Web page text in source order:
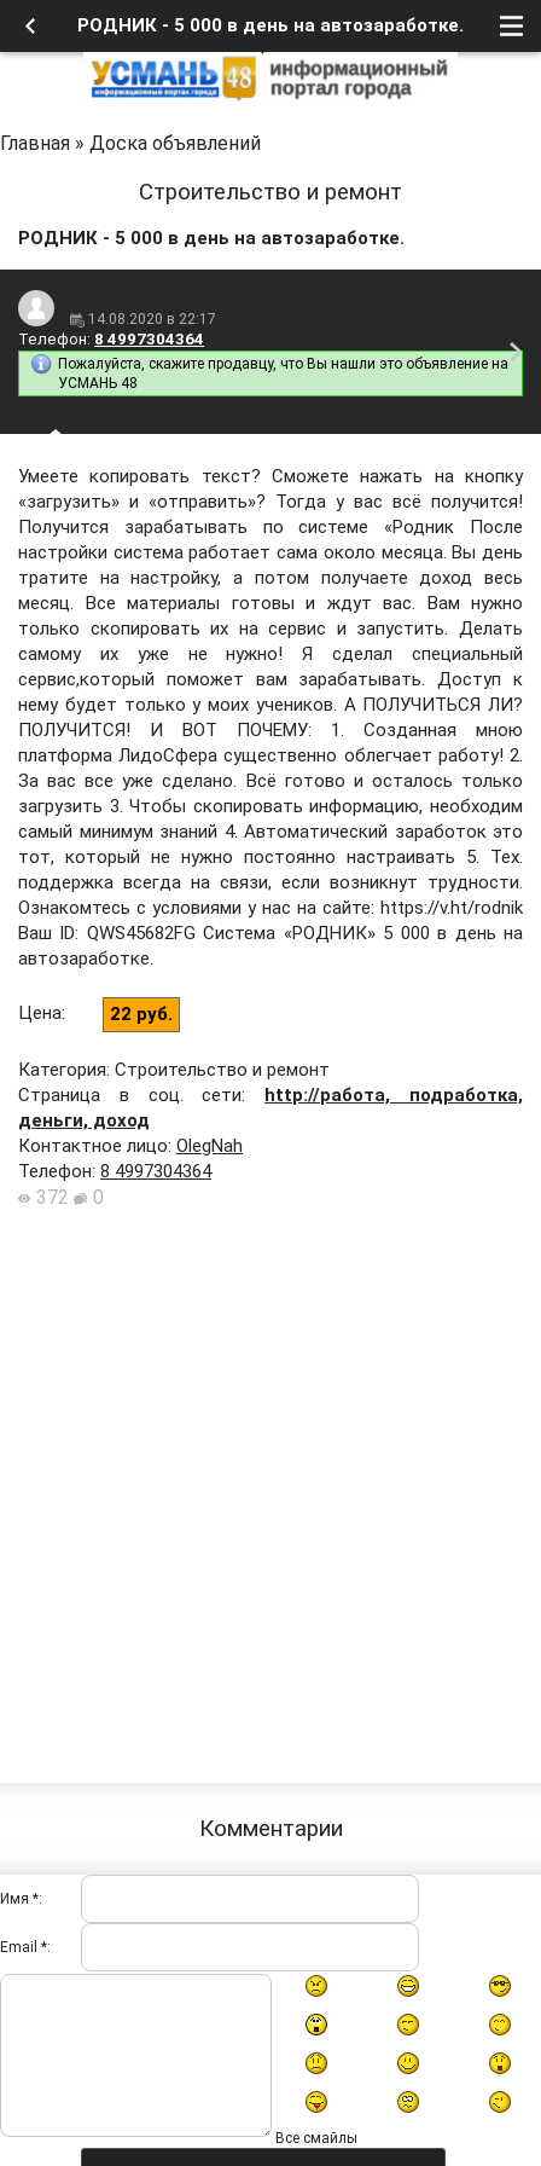
РОДНИК - 5 000 в день на автозаработке.
Главная » Доска объявлений
Строительство и ремонт
РОДНИК - 5 000 в день на автозаработке.
14.08.2020 в 22:17
Телефон: 8 4997304364
Пожалуйста, скажите продавцу, что Вы нашли это объявление на
УСМАНЬ 48
Умеете копировать текст? Сможете нажать на кнопку
«загрузить» и «отправить»? Тогда у вас всё получится!
Получится зарабатывать по системе «Родник После
настройки система работает сама около месяца. Вы день
тратите на настройку, а потом получаете доход весь
месяц. Все материалы готовы и ждут вас. Вам нужно
только скопировать их на сервис и запустить. Делать
самому их уже не нужно! Я сделал специальный
сервис,который поможет вам зарабатывать. Доступ к
нему будет только у моих учеников. А ПОЛУЧИТЬСЯ ЛИ?
ПОЛУЧИТСЯ! И ВОТ ПОЧЕМУ: 1. Созданная мною
платформа ЛидоСфера существенно облегчает работу! 2.
За вас все уже сделано. Всё готово и осталось только
загрузить 3. Чтобы скопировать информацию, необходим
самый минимум знаний 4. Автоматический заработок это
тот, который не нужно постоянно настраивать 5. Тех.
поддержка всегда на связи, если возникнут трудности.
Ознакомтесь с условиями у нас на сайте: https://v.ht/rodnik
Ваш ID: QWS45682FG Система «РОДНИК» 5 000 в день на
автозаработке.
Цена: 22 руб.
Категория: Строительство и ремонт
Страница в соц. сети: http://работа, подработка,
деньги, доход
Контактное лицо: OlegNah
Телефон: 8 4997304364
372 0
Комментарии
Имя *:
Email *:
Все смайлы